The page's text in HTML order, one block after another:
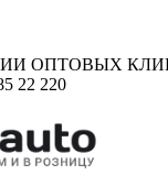
ОПТОВЫХ
22 220